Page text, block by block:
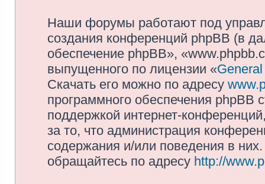
Наши форумы работают под
создания конференций phpBB (в
обеспечение phpBB»,
выпущенного по лицензии «
Скачать его можно по адресу
программного обеспечения phpBB
поддержкой интернет-
за то, что администрация
содержания и/или поведения в
обращайтесь по адресу http://